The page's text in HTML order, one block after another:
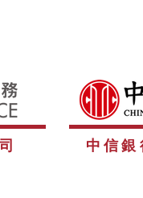
中信